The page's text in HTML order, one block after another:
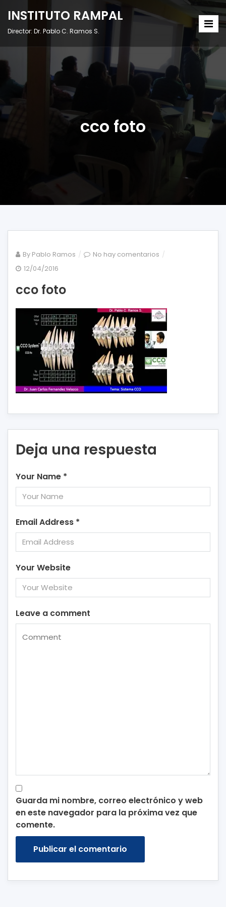
INSTITUTO RAMPAL
Director: Dr. Pablo C. Ramos S.
cco foto
By Pablo Ramos No hay comentarios en
12/04/2016
cco foto
Deja una respuesta
Your Name *
Email Address *
Your Website
Leave a comment
Guarda mi nombre, correo electrónico y web
en este navegador para la próxima vez que
comente.